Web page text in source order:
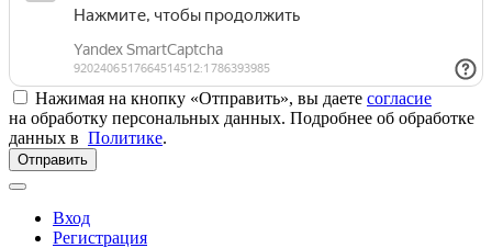
Нажимая на кнопку «Отправить», вы даете согласие
на обработку персональных данных. Подробнее об обработке
данных в Политике.
Отправить
Вход
Регистрация